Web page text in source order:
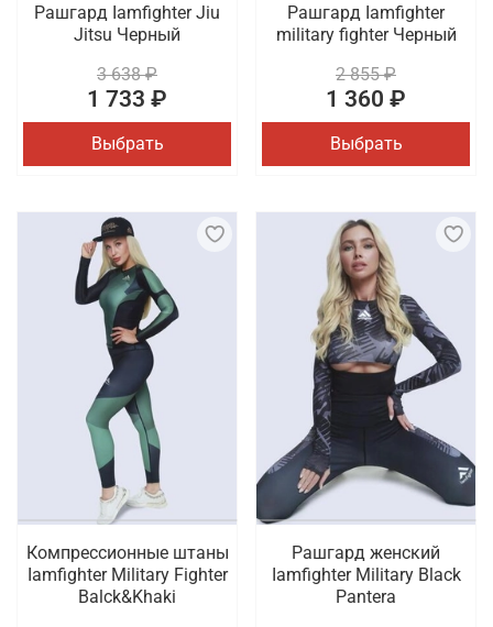
Рашгард Iamfighter Jiu
Jitsu Черный
3 638 ₽
1 733 ₽
Выбрать
Рашгард Iamfighter
military fighter Черный
2 855 ₽
1 360 ₽
Выбрать
Компрессионные штаны
Iamfighter Military Fighter
Balck&Khaki
Рашгард женский
Iamfighter Military Black
Pantera